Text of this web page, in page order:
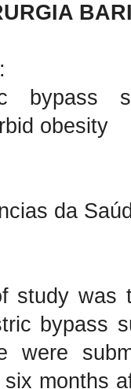
bypass
obesity
da
study
bypass
were
months